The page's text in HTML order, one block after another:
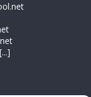
[...]